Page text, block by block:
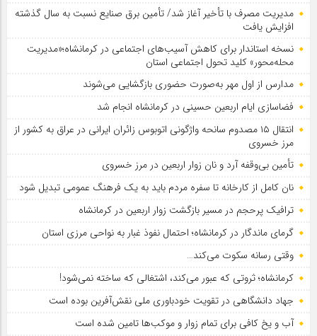
مدیریت مصرف با تأخیر آغاز شد/ تأمین برق صنایع نسبت به سال گذشته
افزایش یافت
نسخه استاندار برای کاهش آسیب‌های اجتماعی در کرمانشاه؛«مدیریت
محله‌محور» کلید تحول اجتماعی استان
مدارس از اول مهر به‌صورت حضوری بازگشایی می‌شوند
فضاسازی ایام اربعین حسینی در کرمانشاه انجام شد
انتقال ۱۵ مصدوم سانحه واژگونی اتوبوس زائران ایرانی در عراق به کشور از
مرز خسروی
تأمین بی‌وقفه آرد و نان زوار اربعین در مرز خسروی
نان کامل از کارخانه تا سفره مردم باید به یک فرهنگ عمومی تبدیل شود
ترافیک پرحجم در مسیر بازگشت زوار اربعین در کرمانشاه
گرمای ماندگار در کرمانشاه؛ احتمال نفوذ غبار به نواحی مرزی استان
وقتی رسانه سکوت می‌کند…
کرمانشاه؛ ثروتی که عبور می‌کند، اشتغالی که ساخته نمی‌شود!
جهاد دانشگاهی در تقویت خودباوری ملی نقش‌آفرین بوده است
آب و یخ کافی برای تمام زوار و موکب‌ها تامین شده است